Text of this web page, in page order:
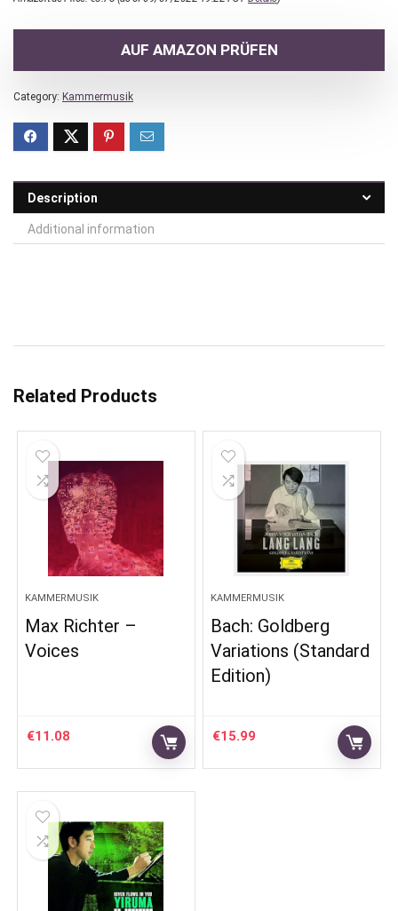
AUF AMAZON PRÜFEN
Category: Kammermusik
Description
Additional information
Related Products
KAMMERMUSIK
Max Richter –
Voices
€11.08
KAMMERMUSIK
Bach: Goldberg
Variations (Standard
Edition)
€15.99